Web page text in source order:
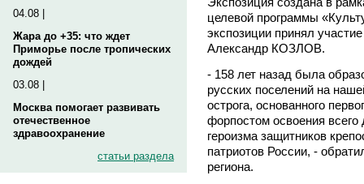
04.08 |
Жара до +35: что ждет
Приморье после тропических
дождей
03.08 |
Москва помогает развивать
отечественное
здравоохранение
статьи раздела
целевой программы
экспозиции принял
Александр КОЗЛОВ.
- 158 лет назад была
русских поселений на
острога, основанного
форпостом освоения всего
героизма защитников
патриотов России, -
региона.